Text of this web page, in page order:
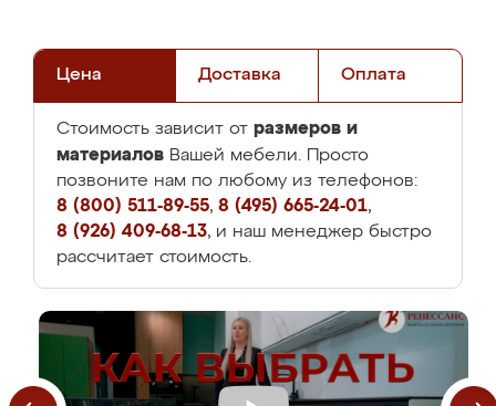
Цена Доставка Оплата
Стоимость зависит от размеров и
материалов Вашей мебели. Просто
позвоните нам по любому из телефонов:
8 (800) 511-89-55, 8 (495) 665-24-01,
8 (926) 409-68-13, и наш менеджер быстро
рассчитает стоимость.